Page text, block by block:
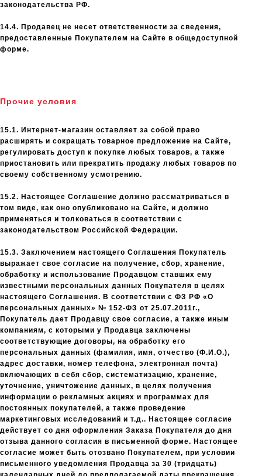
законодательства РФ.
14.4. Продавец не несет ответственности за сведения,
предоставленные Покупателем на Сайте в общедоступной
форме.
Прочие условия
15.1. Интернет-магазин оставляет за собой право
расширять и сокращать товарное предложение на Сайте,
регулировать доступ к покупке любых товаров, а также
приостановить или прекратить продажу любых товаров по
своему собственному усмотрению.
15.2. Настоящее Соглашение должно рассматриваться в
том виде, как оно опубликовано на Сайте, и должно
применяться и толковаться в соответствии с
законодательством Российской Федерации.
15.3. Заключением настоящего Соглашения Покупатель
выражает свое согласие на получение, сбор, хранение,
обработку и использование Продавцом ставших ему
известными персональных данных Покупателя в целях
настоящего Соглашения. В соответствии с ФЗ РФ «О
персональных данных» № 152-ФЗ от 25.07.2011г.,
Покупатель дает Продавцу свое согласие, а также иным
компаниям, с которыми у Продавца заключены
соответствующие договоры, на обработку его
персональных данных (фамилия, имя, отчество (Ф.И.О.),
адрес доставки, номер телефона, электронная почта)
включающих в себя сбор, систематизацию, хранение,
уточнение, уничтожение данных, в целях получения
информации о рекламных акциях и программах для
постоянных покупателей, а также проведение
маркетинговых исследований и т.д.. Настоящее согласие
действует со дня оформления Заказа Покупателя до дня
отзыва данного согласия в письменной форме. Настоящее
согласие может быть отозвано Покупателем, при условии
письменного уведомления Продавца за 30 (тридцать)